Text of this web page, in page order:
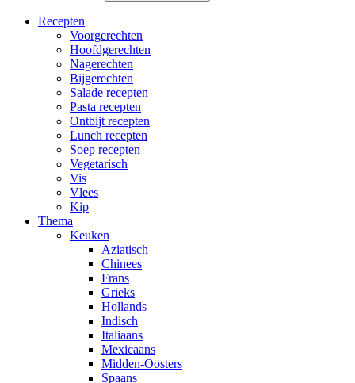
Recepten
Voorgerechten
Hoofdgerechten
Nagerechten
Bijgerechten
Salade recepten
Pasta recepten
Ontbijt recepten
Lunch recepten
Soep recepten
Vegetarisch
Vis
Vlees
Kip
Thema
Keuken
Aziatisch
Chinees
Frans
Grieks
Hollands
Indisch
Italiaans
Mexicaans
Midden-Oosters
Spaans